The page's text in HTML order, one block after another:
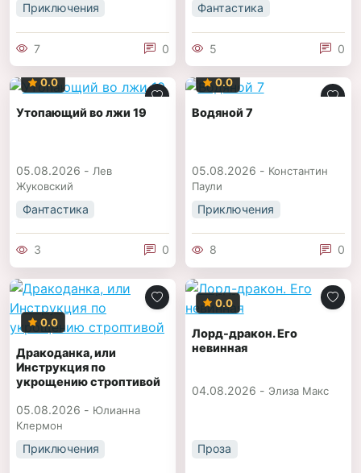
Приключения
7 0
Фантастика
5 0
0.0
Утопающий во лжи 19
05.08.2026 - Лев
Жуковский
Фантастика
3 0
0.0
Водяной 7
05.08.2026 - Константин
Паули
Приключения
8 0
0.0
Дракоданка, или
Инструкция по
укрощению строптивой
05.08.2026 - Юлианна
Клермон
Приключения
0.0
Лорд-дракон. Его
невинная
04.08.2026 - Элиза Макс
Проза